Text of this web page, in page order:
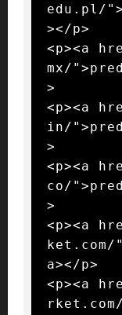
edu.pl/
></p>
<p><a
mx/
>
<p><a
in/
>
<p><a
co/
>
<p><a
a></p>
<p><a